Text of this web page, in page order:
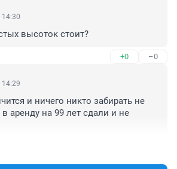
14:30
высоток стоит?
+0 –0
14:29
и ничего никто забирать не
аренду на 99 лет сдали и не